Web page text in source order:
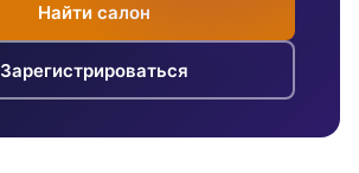
Найти салон
Зарегистрироваться